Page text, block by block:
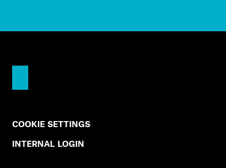
COOKIE SETTINGS
INTERNAL LOGIN